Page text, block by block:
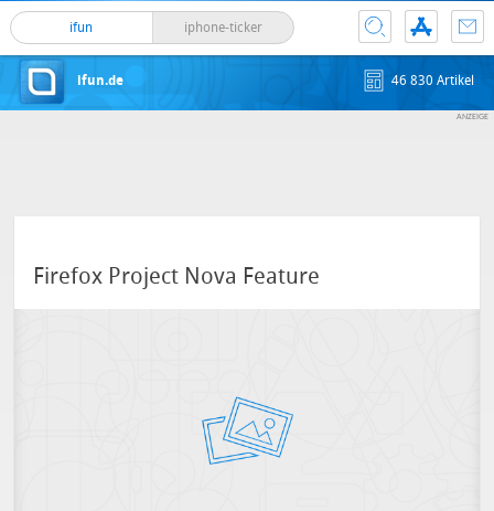
ifun iphone-ticker
ifun.de 46 830 Artikel
Firefox Project Nova Feature